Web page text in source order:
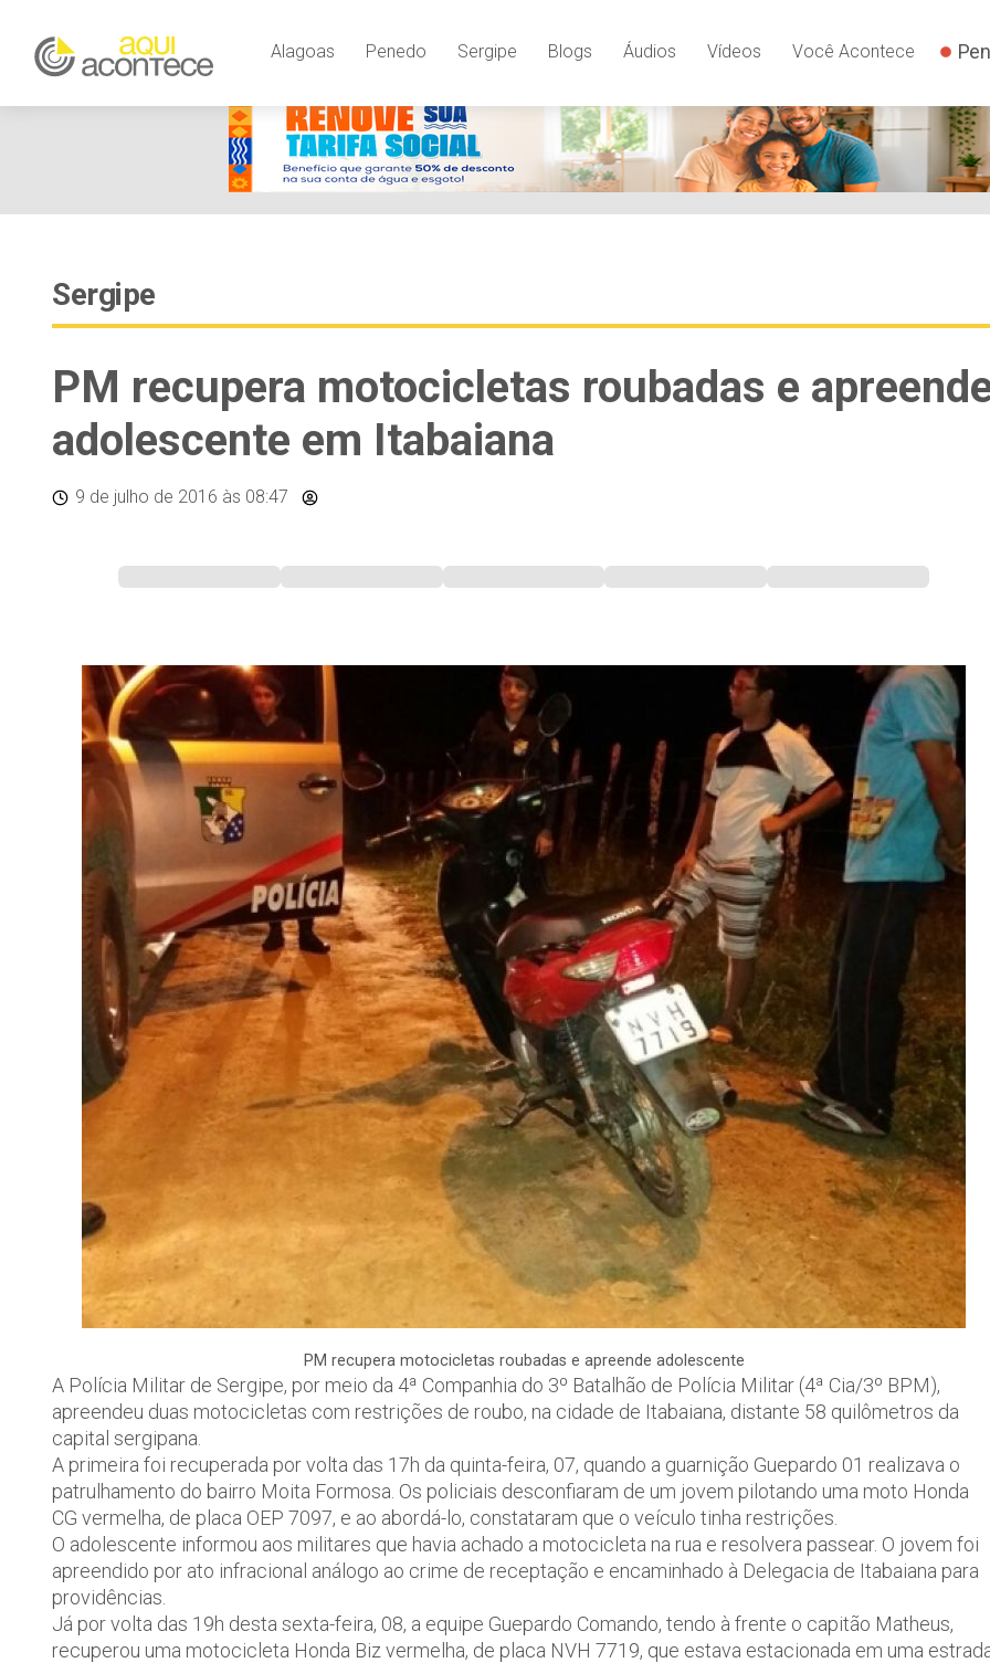
Alagoas Penedo Sergipe Blogs Áudios Vídeos Você Acontece
Sergipe
PM recupera motocicletas roubadas e
adolescente em Itabaiana
9 de julho de 2016 às 08:47
PM recupera motocicletas roubadas e apreende adolescente
A Polícia Militar de Sergipe, por meio da 4ª Companhia do 3º Batalhão de Polícia Militar (4ª Cia/3º BPM),
apreendeu duas motocicletas com restrições de roubo, na cidade de Itabaiana, distante 58 quilômetros da
capital sergipana.
A primeira foi recuperada por volta das 17h da quinta-feira, 07, quando a guarnição Guepardo 01 realizava o
patrulhamento do bairro Moita Formosa. Os policiais desconfiaram de um jovem pilotando uma moto Honda
CG vermelha, de placa OEP 7097, e ao abordá-lo, constataram que o veículo tinha restrições.
O adolescente informou aos militares que havia achado a motocicleta na rua e resolvera passear. O jovem foi
apreendido por ato infracional análogo ao crime de receptação e encaminhado à Delegacia de Itabaiana para
providências.
Já por volta das 19h desta sexta-feira, 08, a equipe Guepardo Comando, tendo à frente o capitão Matheus,
recuperou uma motocicleta Honda Biz vermelha, de placa NVH 7719, que estava estacionada em uma